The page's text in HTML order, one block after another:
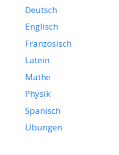
Deutsch
Englisch
Französisch
Latein
Mathe
Physik
Spanisch
Übungen